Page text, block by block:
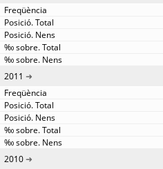
2011
2010